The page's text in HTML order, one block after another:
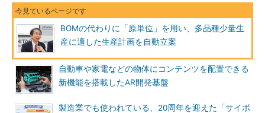
BOMの代わりに「原単位」を用い、多品種少量生
産に適した生産計画を自動立案
自動車や家電などの物体にコンテンツを配置できる
新機能を搭載したAR開発基盤
製造業でも使われている、20周年を迎えた「サイボ